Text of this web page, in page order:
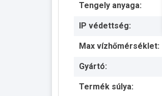
Tengely anyaga:
IP védettség:
Max vízhőmérséklet:
Gyártó:
Termék súlya: